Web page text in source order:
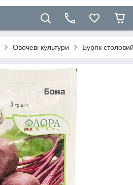
Овочеві культури Буряк